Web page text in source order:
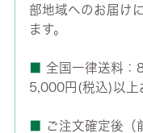
部地域へのお届け
ます。
全国一律送料：
5,000円(税込)以上
ご注文確定後（